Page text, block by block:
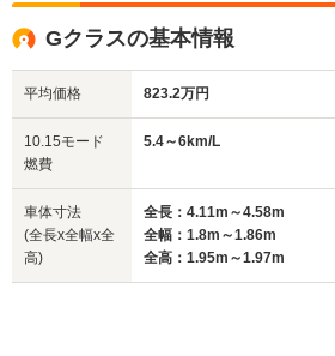
サイズ
(全長x全幅x全高)
全高
1.66m
全幅
1.92m
Gクラスの基本情報
平均価格 823.2万円
10.15モード
燃費
5.4～6km/L
車体寸法
(全長x全幅x全
高)
全長：4.11m～4.58m
全幅：1.8m～1.86m
全高：1.95m～1.97m